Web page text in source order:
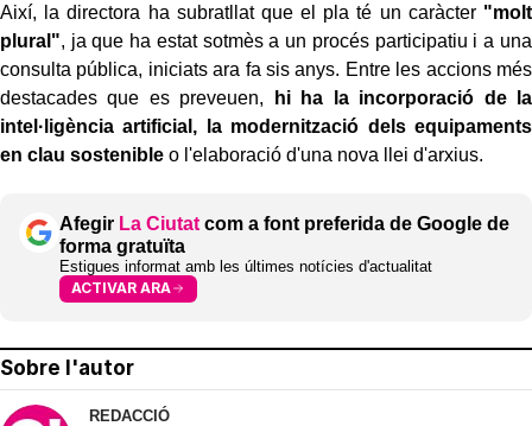
Així, la directora ha subratllat que el pla té un caràcter"molt
plural", ja que ha estat sotmès a un procés participatiu i a una
consulta pública, iniciats ara fa sis anys. Entre les accions més
destacades que es preveuen,
hi ha la incorporació de la
intel·ligència artificial, la modernització dels equipaments
en clau sostenible o l'elaboració d'una nova llei d'arxius.
Afegir La Ciutat com a font preferida de Google de
forma gratuïta
Estigues informat amb les últimes notícies d'actualitat
ACTIVAR ARA
Sobre l'autor
REDACCIÓ